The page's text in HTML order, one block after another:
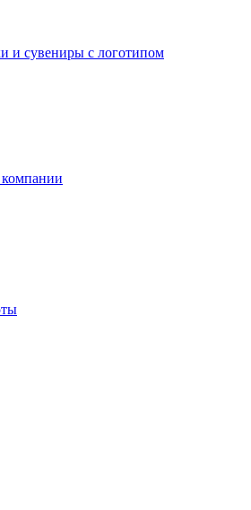
и сувениры с логотипом